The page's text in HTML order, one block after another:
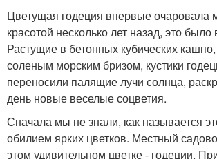
Цветущая годеция впервые очаровала
красотой несколько лет назад, это
Растущие в бетонных кубических
соленым морским бризом, кустики
переносили палящие лучи солнца,
день новые веселые соцветия.
Сначала мы не знали, как называется
обилием ярких цветков. Местный
этом удивительном цветке - годеции.